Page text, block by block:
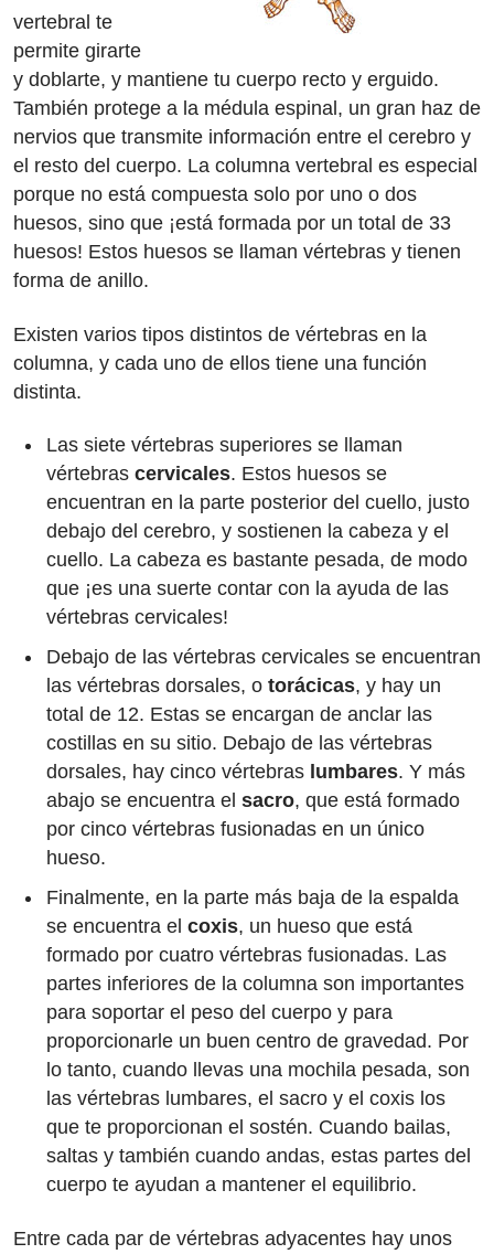
vertebral te
permite girarte
y doblarte, y mantiene tu cuerpo recto y erguido.
También protege a la médula espinal, un gran haz de
nervios que transmite información entre el cerebro y
el resto del cuerpo. La columna vertebral es especial
porque no está compuesta solo por uno o dos
huesos, sino que ¡está formada por un total de 33
huesos! Estos huesos se llaman vértebras y tienen
forma de anillo.
Existen varios tipos distintos de vértebras en la
columna, y cada uno de ellos tiene una función
distinta.
Las siete vértebras superiores se llaman
vértebras cervicales. Estos huesos se
encuentran en la parte posterior del cuello, justo
debajo del cerebro, y sostienen la cabeza y el
cuello. La cabeza es bastante pesada, de modo
que ¡es una suerte contar con la ayuda de las
vértebras cervicales!
Debajo de las vértebras cervicales se encuentran
las vértebras dorsales, o torácicas, y hay un
total de 12. Estas se encargan de anclar las
costillas en su sitio. Debajo de las vértebras
dorsales, hay cinco vértebras lumbares. Y más
abajo se encuentra el sacro, que está formado
por cinco vértebras fusionadas en un único
hueso.
Finalmente, en la parte más baja de la espalda
se encuentra el coxis, un hueso que está
formado por cuatro vértebras fusionadas. Las
partes inferiores de la columna son importantes
para soportar el peso del cuerpo y para
proporcionarle un buen centro de gravedad. Por
lo tanto, cuando llevas una mochila pesada, son
las vértebras lumbares, el sacro y el coxis los
que te proporcionan el sostén. Cuando bailas,
saltas y también cuando andas, estas partes del
cuerpo te ayudan a mantener el equilibrio.
Entre cada par de vértebras adyacentes hay unos